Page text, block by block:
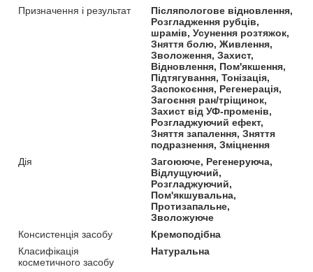
Призначення і результат
Післяпологове відновлення,
Розгладження рубців,
шрамів, Усунення розтяжок,
Зняття болю, Живлення,
Зволоження, Захист,
Відновлення, Пом'якшення,
Підтягування, Тонізація,
Заспокоєння, Регенерація,
Загоєння ран/тріщинок,
Захист від УФ-променів,
Розгладжуючий ефект,
Зняття запалення, Зняття
подразнення, Зміцнення
Дія
Загоююче, Регенеруюча,
Відлущуючий,
Розгладжуючий,
Пом'якшувальна,
Протизапальне,
Зволожуюче
Консистенція засобу
Кремоподібна
Класифікація
косметичного засобу
Натуральна